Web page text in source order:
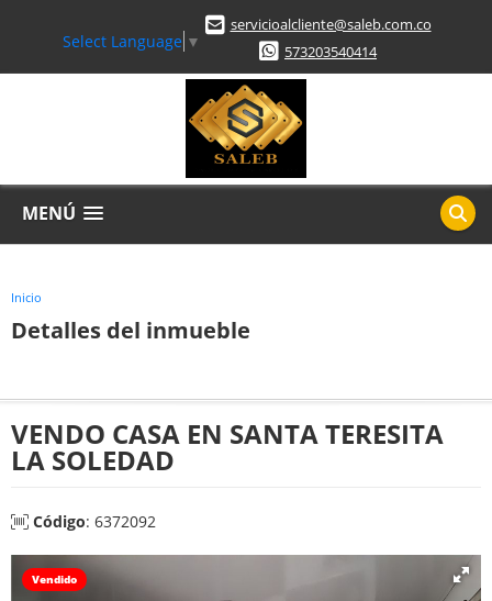
Select Language ▼
servicioalcliente@saleb.com.co
573203540414
MENÚ
Inicio
Detalles del inmueble
VENDO CASA EN SANTA TERESITA
LA SOLEDAD
Código: 6372092
Vendido